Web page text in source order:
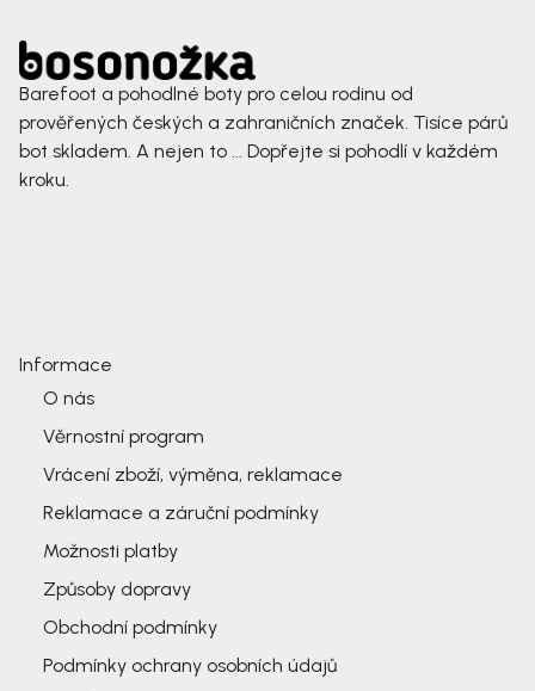
Barefoot a pohodlné boty pro celou rodinu od
prověřených českých a zahraničních značek. Tisíce párů
bot skladem. A nejen to ... Dopřejte si pohodlí v každém
kroku.
Informace
O nás
Věrnostní program
Vrácení zboží, výměna, reklamace
Reklamace a záruční podmínky
Možnosti platby
Způsoby dopravy
Obchodní podmínky
Podmínky ochrany osobních údajů